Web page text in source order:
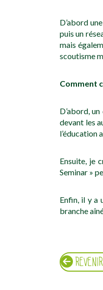
D’abord
puis un
mais
scoutisme
Comment
D’abord,
devant les
l’éducation
Ensuite, je
Seminar »
Enfin, il y a
branche